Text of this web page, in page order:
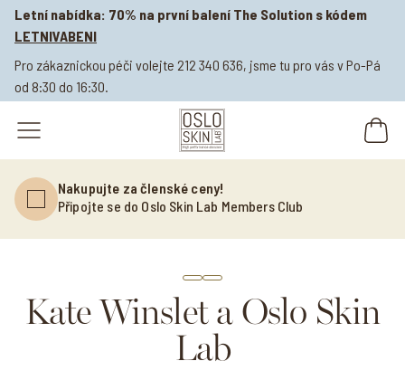
Letní nabídka: 70% na první balení The Solution s kódem
LETNIVABENI
Pro zákaznickou péči volejte 212 340 636, jsme tu pro vás v Po-Pá
od 8:30 do 16:30.
open navigation menu
Nakupujte za členské ceny!
Připojte se do Oslo Skin Lab Members Club
Kate Winslet a Oslo Skin
Lab